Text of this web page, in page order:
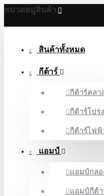
หมวดหมู่สินค้า
สินค้าทั้งหมด
กีต้าร์
กีต้าร์คล
กีต้าร์โปร่
กีต้าร์ไฟฟ้
แอมป์
แอมป์กล
แอมป์กีต้